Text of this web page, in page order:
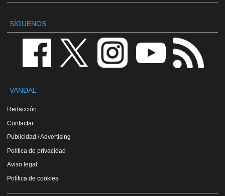
SÍGUENOS
VANDAL
Redacción
Contactar
Publicidad / Advertising
Política de privacidad
Aviso legal
Política de cookies